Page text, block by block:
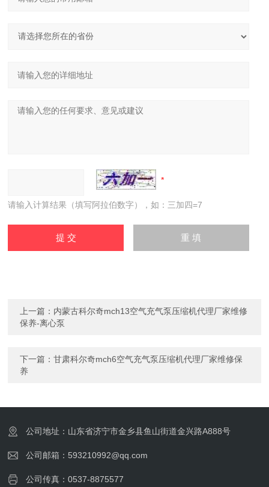
请输入计算结果（填写阿拉伯数字），如：三加四=7
上一篇： 内蒙古科尔奇mch13空气充气泵压缩机代理厂家维修
保养-离心泵
下一篇：甘肃科尔奇mch6空气充气泵压缩机代理厂家维修保
养
公司地址：山东省济宁市金乡县鱼山街道金兴路A888号
公司邮箱：593210992@qq.com
公司传真：0537-8875577